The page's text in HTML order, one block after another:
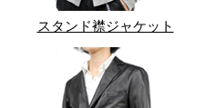
スタンド襟ジャケット